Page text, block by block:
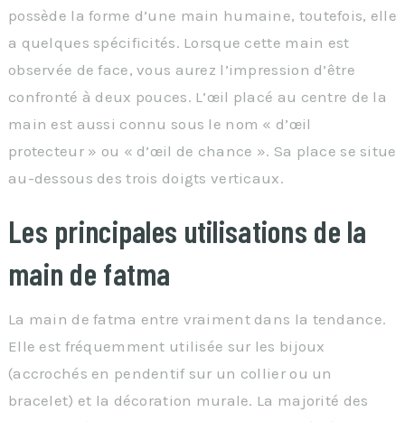
possède la forme d’une main humaine, toutefois, elle
a quelques spécificités. Lorsque cette main est
observée de face, vous aurez l’impression d’être
confronté à deux pouces. L’œil placé au centre de la
main est aussi connu sous le nom « d’œil
protecteur » ou « d’œil de chance ». Sa place se situe
au-dessous des trois doigts verticaux.
Les principales utilisations de la
main de fatma
La main de fatma entre vraiment dans la tendance.
Elle est fréquemment utilisée sur les bijoux
(accrochés en pendentif sur un collier ou un
bracelet) et la décoration murale. La majorité des